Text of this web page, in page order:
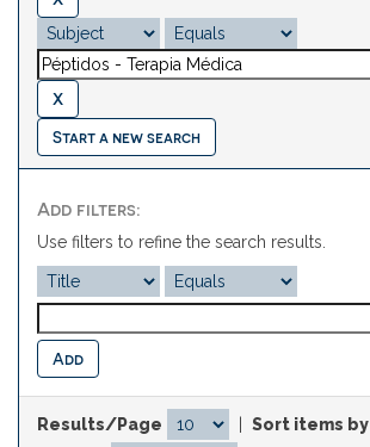
Start a new search
Add filters:
Use filters to refine the search results.
Results/Page
Sort items by